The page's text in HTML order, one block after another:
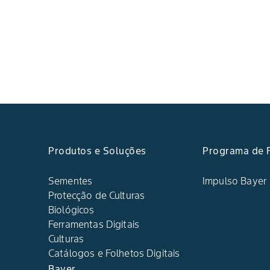
Produtos e Soluções
Sementes
Protecção de Culturas
Biológicos
Ferramentas Digitais
Culturas
Catálogos e Folhetos Digitais
Programa de
Impulso Bayer